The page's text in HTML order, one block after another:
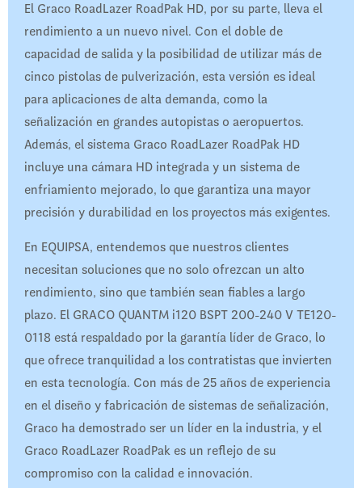
El Graco RoadLazer RoadPak HD, por su parte, lleva el
rendimiento a un nuevo nivel. Con el doble de
capacidad de salida y la posibilidad de utilizar más de
cinco pistolas de pulverización, esta versión es ideal
para aplicaciones de alta demanda, como la
señalización en grandes autopistas o aeropuertos.
Además, el sistema Graco RoadLazer RoadPak HD
incluye una cámara HD integrada y un sistema de
enfriamiento mejorado, lo que garantiza una mayor
precisión y durabilidad en los proyectos más exigentes.
En EQUIPSA, entendemos que nuestros clientes
necesitan soluciones que no solo ofrezcan un alto
rendimiento, sino que también sean fiables a largo
plazo. El GRACO QUANTM i120 BSPT 200-240 V TE120-
0118 está respaldado por la garantía líder de Graco, lo
que ofrece tranquilidad a los contratistas que invierten
en esta tecnología. Con más de 25 años de experiencia
en el diseño y fabricación de sistemas de señalización,
Graco ha demostrado ser un líder en la industria, y el
Graco RoadLazer RoadPak es un reflejo de su
compromiso con la calidad e innovación.